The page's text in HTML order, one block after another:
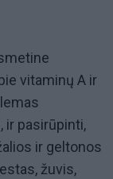
vitaminų A ir
ir pasirūpinti,
ir geltonos
žuvis,